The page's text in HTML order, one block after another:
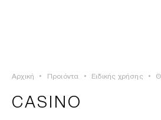
ΠΡΟΪΟΝΤΑ
Αρχική • Προιόντα • Ειδικής χρήσης •
CASINO